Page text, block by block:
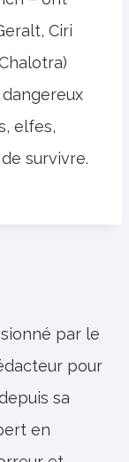
Ciri
elfes,
survivre.
par le
pour
sa
en